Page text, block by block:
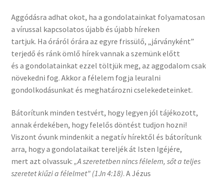
Aggódásra adhat okot, ha a gondolatainkat folyamatosan
a vírussal kapcsolatos újabb és újabb híreken
tartjuk. Ha óráról órára az egyre frissülő, „járványként”
terjedő és ránk ömlő hírek vannak a szemünk előtt
és a gondolatainkat ezzel töltjük meg, az aggodalom csak
növekedni fog. Akkor a félelem fogja leuralni
gondolkodásunkat és meghatározni cselekedeteinket.
Bátorítunk minden testvért, hogy legyen jól tájékozott,
annak érdekében, hogy felelős döntést tudjon hozni!
Viszont óvunk mindenkit a negatív hírektől és bátorítunk
arra, hogy a gondolataikat tereljék át Isten Igéjére,
mert azt olvassuk: „A szeretetben nincs félelem, sőt a teljes
szeretet kiűzi a félelmet” (1Jn 4:18). A Jézus